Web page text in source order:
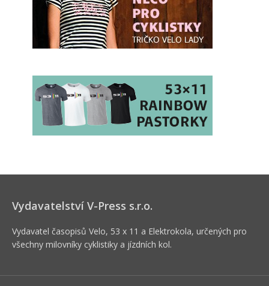
Vydavatelství V-Press s.r.o.
Vydavatel časopisů Velo, 53 x 11 a Elektrokola, určených pro
všechny milovníky cyklistiky a jízdních kol.